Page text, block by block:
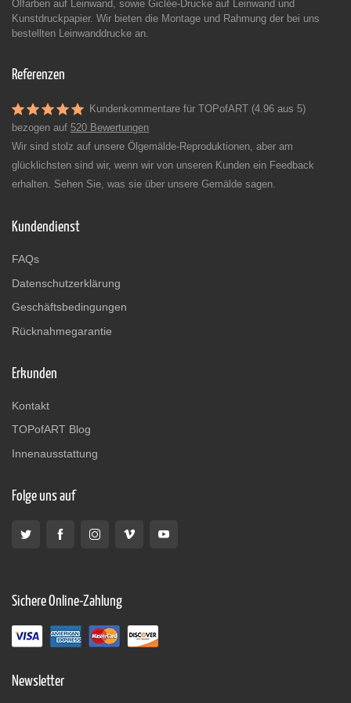
Ölfarben auf Leinwand, sowie Giclée-Drucke auf Leinwand und
Kunstdruckpapier. Wir bieten die Montage und Rahmung der bei uns
bestellten Leinwanddrucke an.
Referenzen
Kundenkommentare für TOPofART (4.96 aus 5)
bezogen auf 520 Bewertungen
Wir sind stolz auf unsere Ölgemälde-Reproduktionen, aber am
glücklichsten sind wir, wenn wir von unseren Kunden ein Feedback
erhalten. Sehen Sie, was sie über unsere Gemälde sagen.
Kundendienst
FAQs
Datenschutzerklärung
Geschäftsbedingungen
Rücknahmegarantie
Erkunden
Kontakt
TOPofART Blog
Innenausstattung
Folge uns auf
Sichere Online-Zahlung
Newsletter